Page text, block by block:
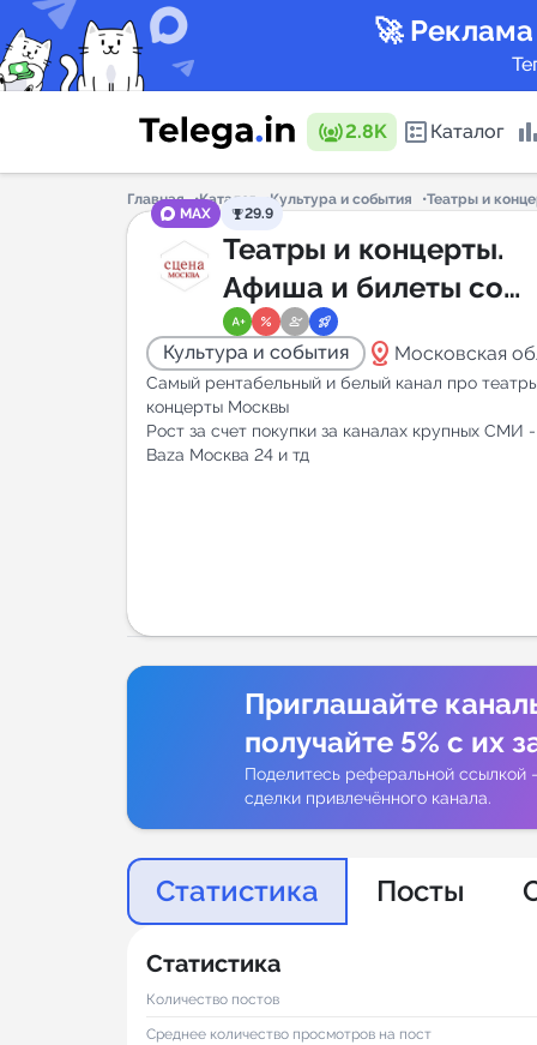
🚀
2.8K Каталог
Каталог
Горящие
Главная Каталог Культура и события
Театры и
MAX
29.9
Театры и концерты.
Афиша и билеты со
скидкой. Москва.
Культура и события distance Московская
Самый рентабельный и белый канал про
концерты Москвы
Рост за счет покупки за каналах крупных СМИ -
Baza Москва 24 и тд
Приглашайте
получайте 5% с их
Поделитесь реферальной ссылкой
сделки привлечённого канала.
Статистика Посты
Статистика
Количество постов
Среднее количество просмотров на пост